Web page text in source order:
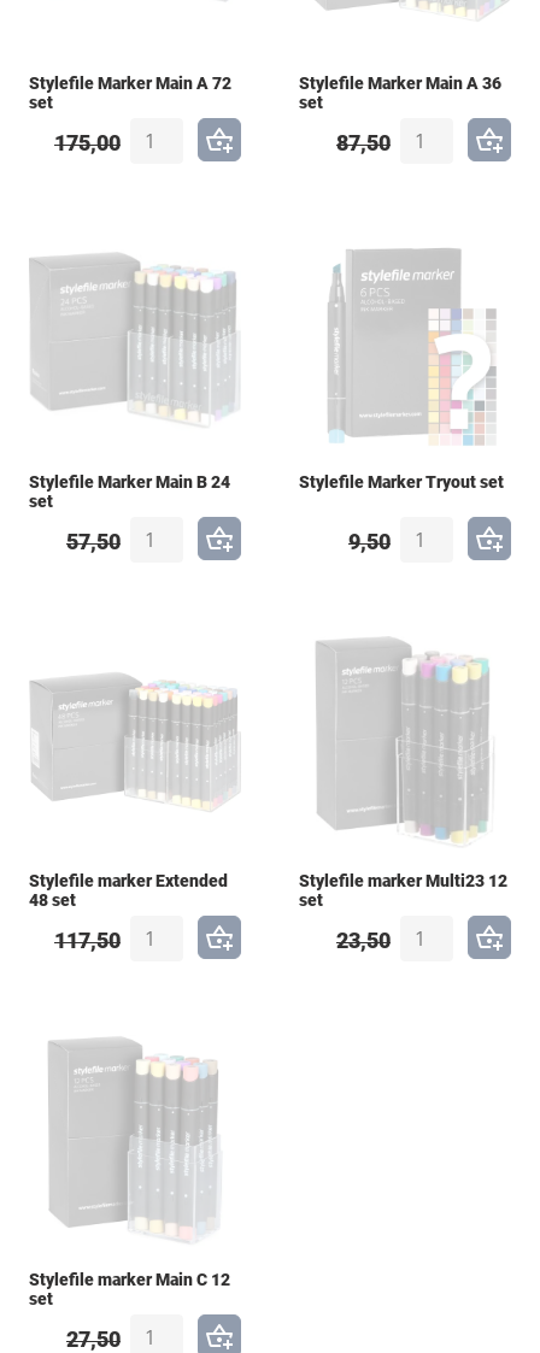
Stylefile Marker Main A 72
set
175,00
Stylefile Marker Main A 36
set
87,50
Stylefile Marker Main B 24
set
57,50
Stylefile Marker Tryout set
9,50
Stylefile marker Extended
48 set
117,50
Stylefile marker Multi23 12
set
23,50
Stylefile marker Main C 12
set
27,50